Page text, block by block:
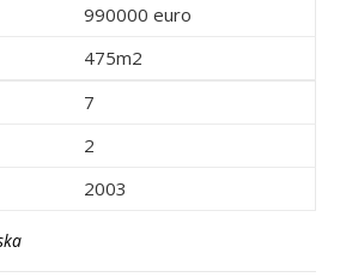
990000 euro
475m2
7
2
2003